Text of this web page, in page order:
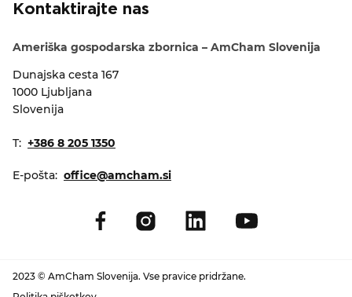
Kontaktirajte nas
Ameriška gospodarska zbornica – AmCham Slovenija
Dunajska cesta 167
1000 Ljubljana
Slovenija
T: +386 8 205 1350
E-pošta: office@amcham.si
2023 © AmCham Slovenija. Vse pravice pridržane.